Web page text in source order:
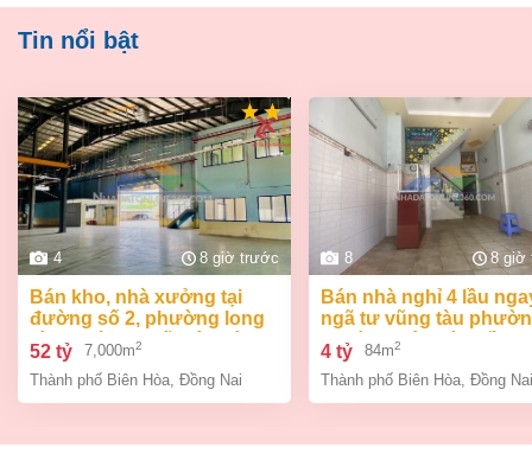
Tin nổi bật
4 8 giờ trước
bán kho, nhà xưởng tại
đường số 2, phường long
bình, thành phố biên hòa,
đồng nai giá 52 tỷ
52 tỷ 7,000m2
Thành phố Biên Hòa Đồng Nai
8 8 giờ
bán nhà nghỉ 4 lầu ngay
ngã tư vũng tàu
an bình biên hòa đồng
giá chỉ 4 tỷ
4 tỷ 84m2
Thành phố Biên Hòa Đồng Nai